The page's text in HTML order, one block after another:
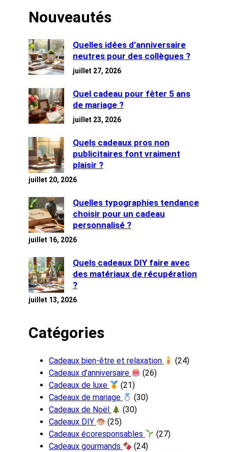
Nouveautés
Quelles idées d’anniversaire
neutres pour des collègues ?
juillet 27, 2026
Quel cadeau pour fêter 5 ans
de mariage ?
juillet 23, 2026
Quels cadeaux pros non
publicitaires font vraiment
plaisir ?
juillet 20, 2026
Quelles typographies tendance
choisir pour un cadeau
personnalisé ?
juillet 16, 2026
Quels cadeaux DIY faire avec
des matériaux de récupération
?
juillet 13, 2026
Catégories
Cadeaux bien-être et relaxation
(24)
Cadeaux d’anniversaire
(26)
Cadeaux de luxe
(21)
Cadeaux de mariage
(30)
Cadeaux de Noël
(30)
Cadeaux DIY
(25)
Cadeaux écoresponsables
(27)
Cadeaux gourmands
(24)